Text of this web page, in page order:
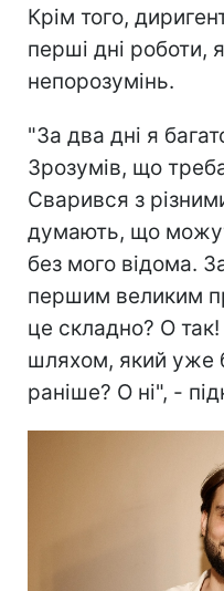
Крім того,
перші дні роботи,
непорозумінь.
"За два дні я
Зрозумів, що
Сварився з
думають, що
без мого відома.
першим великим
це складно? О
шляхом, який уже
раніше? О ні", -